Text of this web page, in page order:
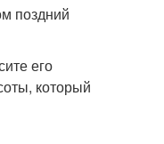
поздний
его
который